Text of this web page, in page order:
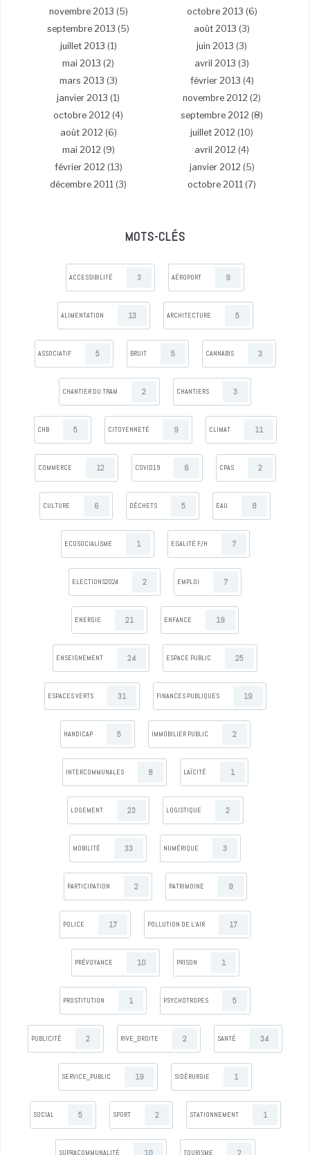
novembre 2013 (5) octobre 2013 (6)
septembre 2013 (5) août 2013 (3)
juillet 2013 (1) juin 2013 (3)
mai 2013 (2) avril 2013 (3)
mars 2013 (3) février 2013 (4)
janvier 2013 (1) novembre 2012 (2)
octobre 2012 (4) septembre 2012 (8)
août 2012 (6) juillet 2012 (10)
mai 2012 (9) avril 2012 (4)
février 2012 (13) janvier 2012 (5)
décembre 2011 (3) octobre 2011 (7)
MOTS-CLÉS
ACCESSIBILITÉ 3 AÉROPORT 9
ALIMENTATION 13 ARCHITECTURE 5
ASSOCIATIF 5 BRUIT 5 CANNABIS 3
CHANTIER DU TRAM 2 CHANTIERS 3
CHB 5 CITOYENNETÉ 9 CLIMAT 11
COMMERCE 12 COVID19 6 CPAS 2
CULTURE 6 DÉCHETS 5 EAU 8
ECOSOCIALISME 1 EGALITÉ F/H 7
ELECTIONS2024 2 EMPLOI 7
ENERGIE 21 ENFANCE 19
ENSEIGNEMENT 24 ESPACE PUBLIC 25
ESPACES VERTS 31 FINANCES PUBLIQUES 19
HANDICAP 5 IMMOBILIER PUBLIC 2
INTERCOMMUNALES 8 LAÏCITÉ 1
LOGEMENT 23 LOGISTIQUE 2
MOBILITÉ 33 NUMÉRIQUE 3
PARTICIPATION 2 PATRIMOINE 9
POLICE 17 POLLUTION DE L’AIR 17
PRÉVOYANCE 10 PRISON 1
PROSTITUTION 1 PSYCHOTROPES 5
PUBLICITÉ 2 RIVE_DROITE 2 SANTÉ 34
SERVICE_PUBLIC 19 SIDÉRURGIE 1
SOCIAL 5 SPORT 2 STATIONNEMENT 1
SUPRACOMMUNALITÉ TOURISME